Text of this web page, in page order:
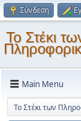
Σύνδεση
Το Στέκι
Main Menu
Το Στέκι των